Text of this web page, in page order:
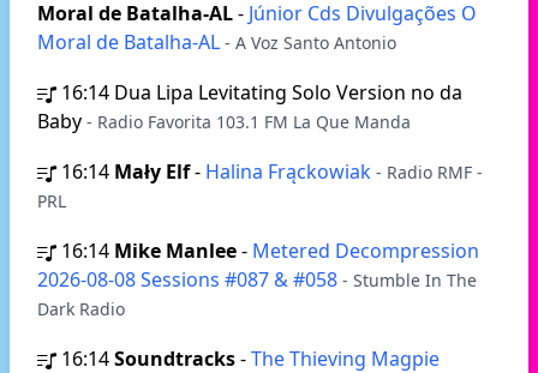
Moral de Batalha-AL- Júnior Cds Divulgações O
Moral de Batalha-AL - A Voz Santo Antonio
16:14 Dua Lipa Levitating Solo Version no da
Baby - Radio Favorita 103.1 FM La Que Manda
16:14 Mały Elf- Halina Frąckowiak - Radio RMF -
PRL
16:14 Mike Manlee- Metered Decompression
2026-08-08 Sessions #087 & #058 - Stumble In The
Dark Radio
16:14Soundtracks-The Thieving Magpie